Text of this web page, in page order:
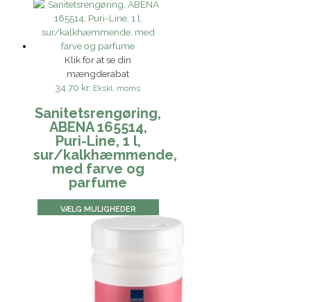
Klik for at se din
mængderabat
34,70 kr. Ekskl. moms
Sanitetsrengøring,
ABENA 165514,
Puri-Line, 1 l,
sur/kalkhæmmende,
med farve og
parfume
VÆLG MULIGHEDER